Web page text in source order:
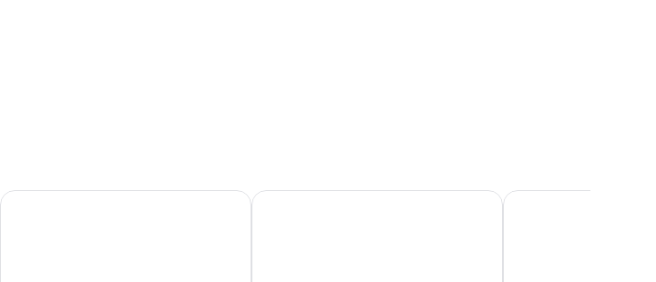
Delta Hotels by Marriott™ Marrakech Eden Andalou2Ciels Boutique Hotel & SPA Be Live Collection